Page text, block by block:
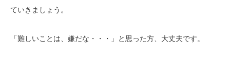
ていきましょう。
「難しいことは、嫌だな・・・」と思った方、大丈夫です。